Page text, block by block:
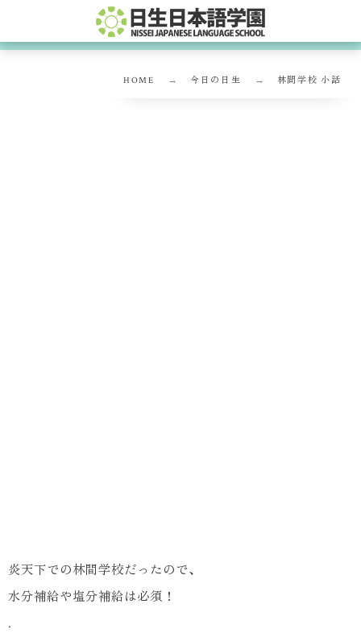
HOME 今日の日生 林間学校 小話
炎天下での林間学校だったので、
水分補給や塩分補給は必須！
.